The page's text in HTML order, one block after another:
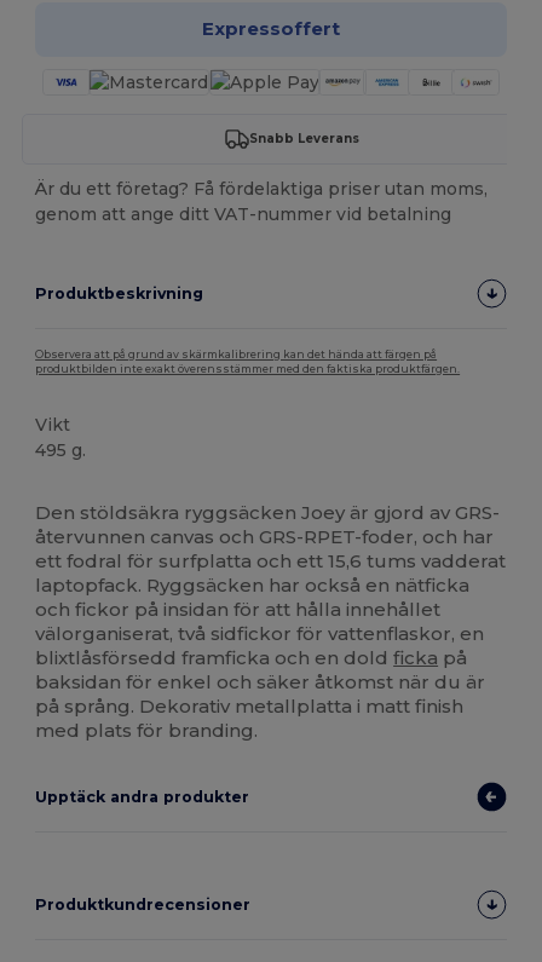
Expressoffert
Snabb Leverans
Är du ett företag? Få fördelaktiga priser utan moms,
genom att ange ditt VAT-nummer vid betalning
Produktbeskrivning
Observera att på grund av skärmkalibrering kan det hända att färgen på
produktbilden inte exakt överensstämmer med den faktiska produktfärgen.
Vikt
495 g.
Den stöldsäkra ryggsäcken Joey är gjord av GRS-
återvunnen canvas och GRS-RPET-foder, och har
ett fodral för surfplatta och ett 15,6 tums vadderat
laptopfack. Ryggsäcken har också en nätficka
och fickor på insidan för att hålla innehållet
välorganiserat, två sidfickor för vattenflaskor, en
blixtlåsförsedd framficka och en doldficka på
baksidan för enkel och säker åtkomst när du är
på språng. Dekorativ metallplatta i matt finish
med plats för branding.
Upptäck andra produkter
Produktkundrecensioner